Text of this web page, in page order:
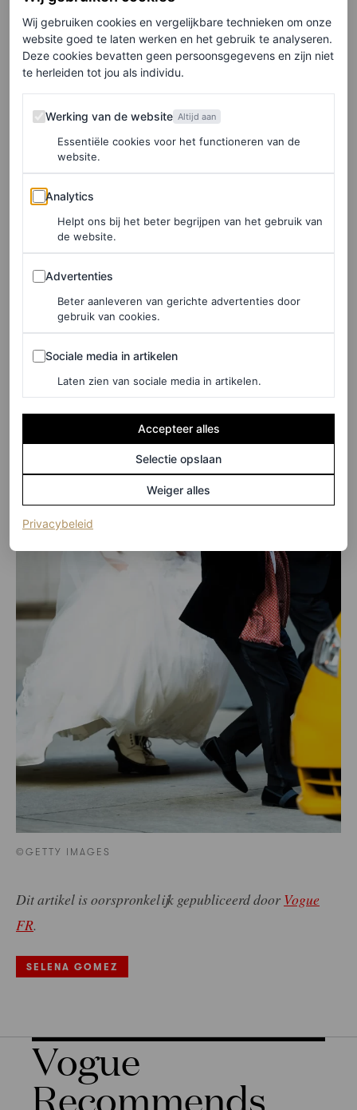
York een scène op te nemen die Carrie Bradshaws
bruiloft inSex And The Citywaardig was. We zagen
Selena Gomez in een strapless, kanten trouwjurk in
prinsessenstijl. Het ontwerp had een enorme tule
onderrok en ging samen met een bruidssluier en witte
satijnen handschoenen. Maar het opvallendste aspect van
haar look waren misschien wel de schoenen: een paar
witte
Wellicht een toekomstige knipoog naar een echt huwelijk
van de actrice? De eerste beelden vanOnly Murders in
The Buildingseizoen drie hebben in ieder geval indruk
gemaakt op Gomez’ fans.
©GETTY IMAGES
Dit artikel is oorspronkelijk gepubliceerd door Vogue
FR.
SELENA GOMEZ
Vogue
Recommends
Wij gebruiken cookies en vergelijkbare technieken om onze
website goed te laten werken en het gebruik te analyseren.
Deze cookies bevatten geen persoonsgegevens en zijn niet
te herleiden tot jou als individu.
Werking van de website
Werking van de website Altijd aan
Essentiële cookies voor het functioneren van de
website.
Analytics
Analytics
Helpt ons bij het beter begrijpen van het gebruik van
de website.
Advertenties
Advertenties
Beter aanleveren van gerichte advertenties door
gebruik van cookies.
Sociale media in artikelen
Sociale media in artikelen
Laten zien van sociale media in artikelen.
Accepteer alles
Selectie opslaan
Weiger alles
Privacybeleid